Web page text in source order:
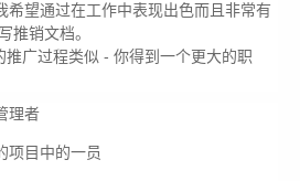
希望通过在工作中表现出色而且非常有
推销文档。
推广过程类似 - 你得到一个更大的职
理者
项目中的一员